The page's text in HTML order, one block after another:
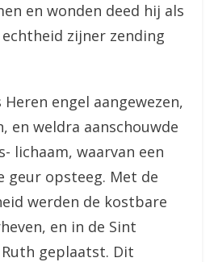
en wonden deed hij als
zijner zending
Heren engel aangewezen,
en weldra aanschouwde
lichaam, waarvan een
geur opsteeg. Met de
werden de kostbare
en in de Sint
geplaatst. Dit